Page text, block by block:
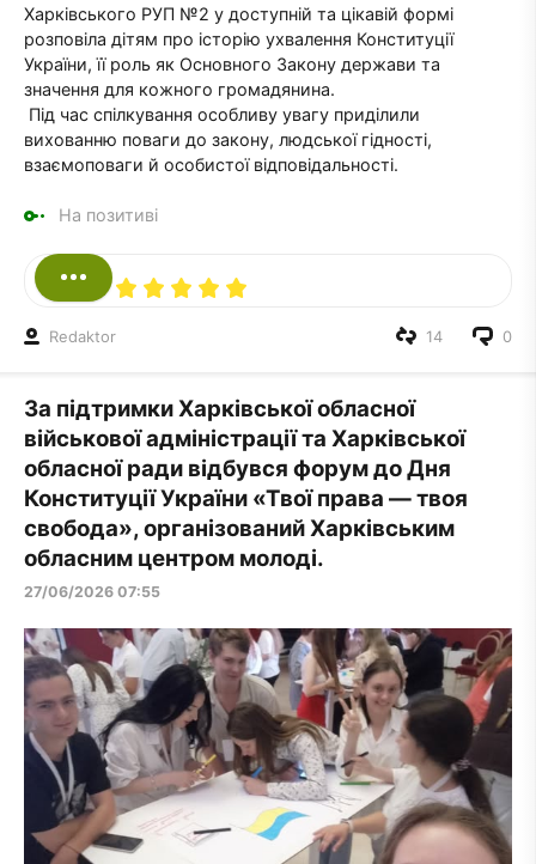
Харківського РУП №2 у доступній та цікавій формі
розповіла дітям про історію ухвалення Конституції
України, її роль як Основного Закону держави та
значення для кожного громадянина.
Під час спілкування особливу увагу приділили
вихованню поваги до закону, людської гідності,
взаємоповаги й особистої відповідальності.
На позитиві
Redaktor 0
14
За підтримки Харківської обласної
військової адміністрації та Харківської
обласної ради відбувся форум до Дня
Конституції України «Твої права — твоя
свобода», організований Харківським
обласним центром молоді.
27/06/2026 07:55